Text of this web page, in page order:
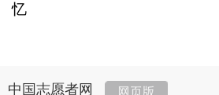
忆
中国志愿者网